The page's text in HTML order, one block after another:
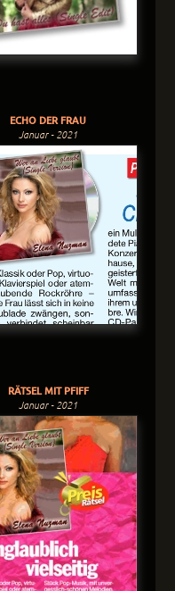
ECHO DER FRAU
Januar - 2021
RÄTSEL MIT PFIFF
Januar - 2021